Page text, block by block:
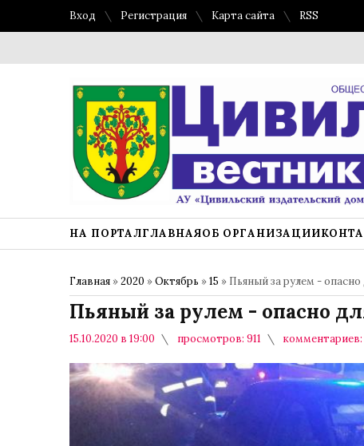
Вход Регистрация Карта сайта RSS
НА ПОРТАЛГЛАВНАЯОБ ОРГАНИЗАЦИИ
Главная »2020 »Октябрь »15 » Пьяный за рулем -
Пьяный за рулем - опасно
15.10.2020 в 19:00 просмотров: 911 комментариев: